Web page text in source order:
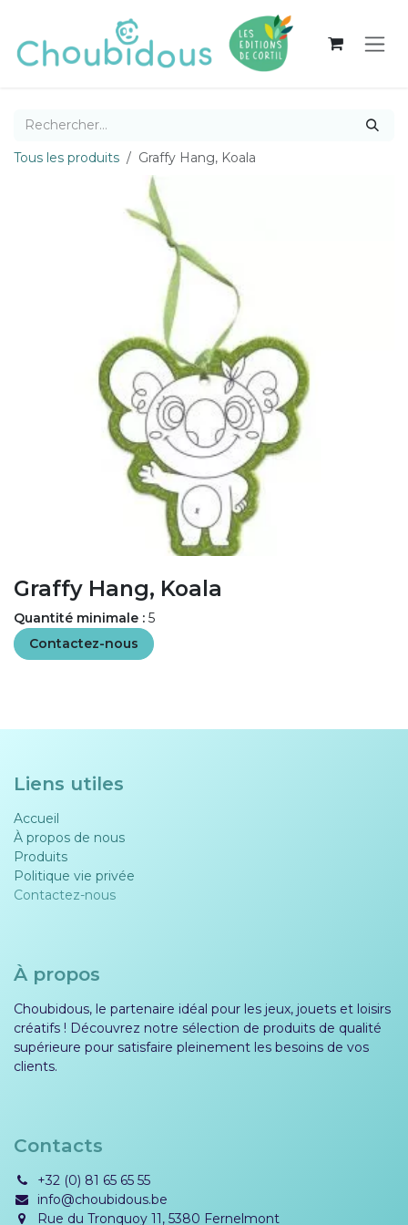
Tous les produits Graffy Hang, Koala
Graffy Hang, Koala
Quantité minimale : 5
Contactez-nous
Liens utiles
Accueil
À propos de nous
Produits
Politique vie privée​​
Contactez-nous
À propos
Choubidous, le partenaire idéal pour les jeux, jouets et loisirs
créatifs ! Découvrez notre sélection de produits de qualité
supérieure pour satisfaire pleinement les besoins de vos
clients.
Contacts
+32 (0) 81 65 65 55
info@choubidous.be
Rue du Tronquoy 11, 5380 Fernelmont